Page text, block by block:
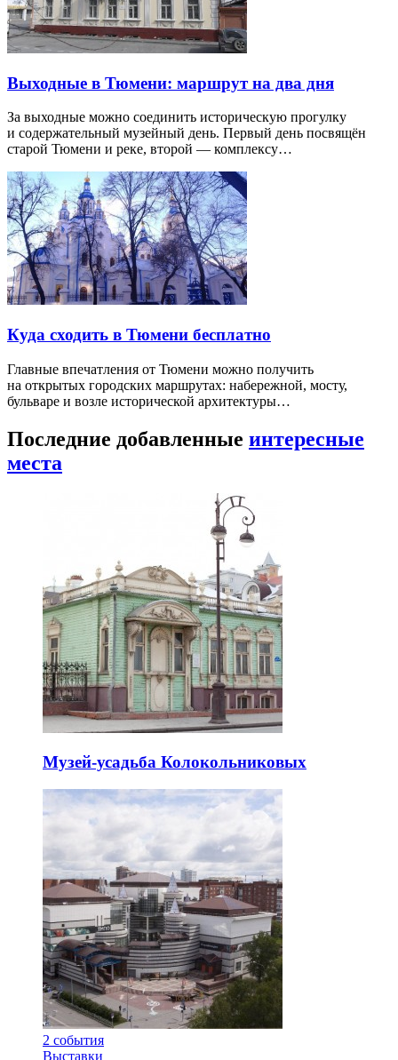
Выходные в Тюмени: маршрут на два дня
За выходные можно соединить историческую прогулку
и содержательный музейный день. Первый день посвящён
старой Тюмени и реке, второй — комплексу…
Куда сходить в Тюмени бесплатно
Главные впечатления от Тюмени можно получить
на открытых городских маршрутах: набережной, мосту,
бульваре и возле исторической архитектуры…
Последние добавленные интересные
места
Музей-усадьба Колокольниковых
2 события
Выставки